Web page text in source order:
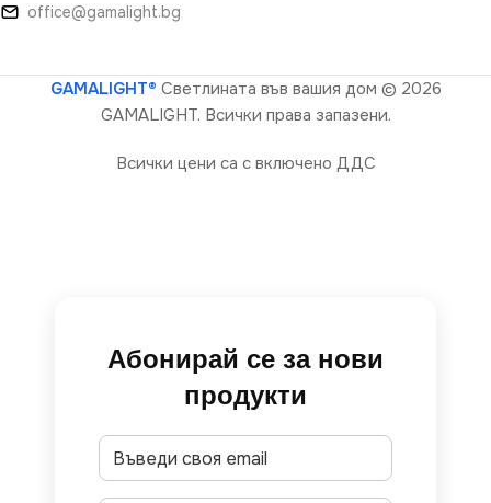
office@gamalight.bg
GAMALIGHT® Светлината във вашия дом © 2026
GAMALIGHT. Всички права запазени.
Всички цени са с включено ДДС
Абонирай се за нови
продукти